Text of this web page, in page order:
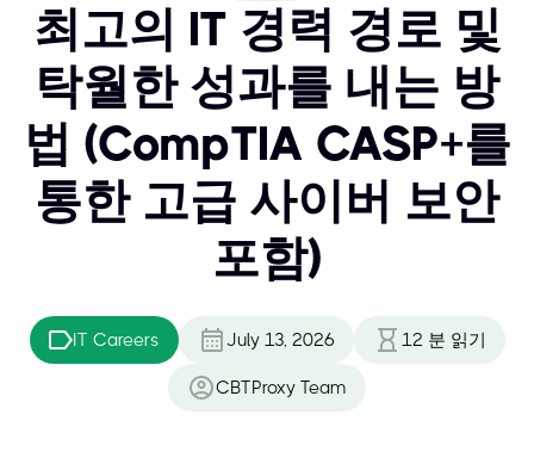
최고의 IT 경력 경로 및
탁월한 성과를 내는 방
법 (CompTIA CASP+를
통한 고급 사이버 보안
포함)
IT Careers July 13, 2026 12 분 읽기
CBTProxy Team